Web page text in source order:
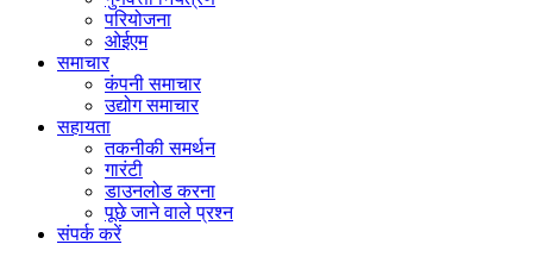
परियोजना
ओईएम
समाचार
कंपनी समाचार
उद्योग समाचार
सहायता
तकनीकी समर्थन
गारंटी
डाउनलोड करना
पूछे जाने वाले प्रश्न
संपर्क करें